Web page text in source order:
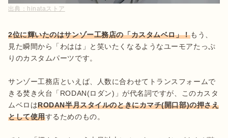
出典： hinataストア
2位に輝いたのはサンゾー工務店の「カスタムベロ」！もう、
見た瞬間から「わはは」と笑いたくなるようなユーモアたっぷ
りのカスタムパーツです。
サンゾー工務店といえば、人数に合わせてトランスフォームで
きる焚き火台「RODAN(ロダン)」が代名詞ですが、このカスタ
ムベロはRODAN半月スタイルのときにカマチ(開口部)の押さえ
として使用するためのもの。